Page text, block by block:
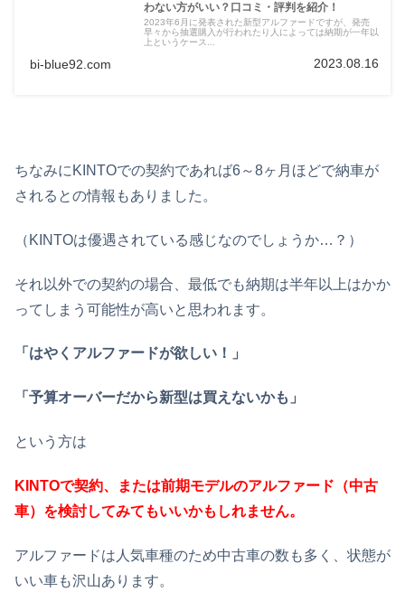
わない方がいい？口コミ・評判を紹介！
2023年6月に発表された新型アルファードですが、発売
早々から抽選購入が行われたり人によっては納期が一年以
上というケース...
bi-blue92.com 2023.08.16
ちなみにKINTOでの契約であれば6～8ヶ月ほどで納車が
されるとの情報もありました。
（KINTOは優遇されている感じなのでしょうか…？）
それ以外での契約の場合、最低でも納期は半年以上はかか
ってしまう可能性が高いと思われます。
「はやくアルファードが欲しい！」
「予算オーバーだから新型は買えないかも」
という方は
KINTOで契約、または前期モデルのアルファード（中古
車）を検討してみてもいいかもしれません。
アルファードは人気車種のため中古車の数も多く、状態が
いい車も沢山あります。